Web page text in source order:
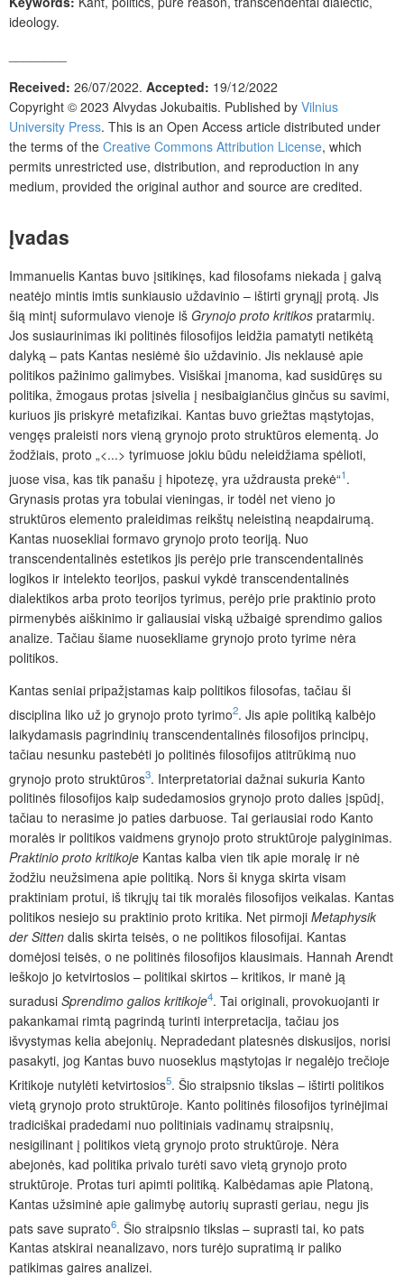
ideology.
Received: 26/07/2022. Accepted: 19/12/2022
Copyright © 2023 Alvydas Jokubaitis. Published by Vilnius
University Press. This is an Open Access article distributed under
the terms of the Creative Commons Attribution License, which
permits unrestricted use, distribution, and reproduction in any
medium, provided the original author and source are credited.
Įvadas
Immanuelis Kantas buvo įsitikinęs, kad filosofams niekada į galvą
neatėjo mintis imtis sunkiausio uždavinio – ištirti grynąjį protą. Jis
šią mintį suformulavo vienoje iš Grynojo proto kritikos pratarmių.
Jos susiaurinimas iki politinės filosofijos leidžia pamatyti netikėtą
dalyką – pats Kantas nesiėmė šio uždavinio. Jis neklausė apie
politikos pažinimo galimybes. Visiškai įmanoma, kad susidūręs su
politika, žmogaus protas įsivelia į nesibaigiančius ginčus su savimi,
kuriuos jis priskyrė metafizikai. Kantas buvo griežtas mąstytojas,
vengęs praleisti nors vieną grynojo proto struktūros elementą. Jo
žodžiais, proto „<...> tyrimuose jokiu būdu neleidžiama spėlioti,
juose visa, kas tik panašu į hipotezę, yra uždrausta prekė“1.
Grynasis protas yra tobulai vieningas, ir todėl net vieno jo
struktūros elemento praleidimas reikštų neleistiną neapdairumą.
Kantas nuosekliai formavo grynojo proto teoriją. Nuo
transcendentalinės estetikos jis perėjo prie transcendentalinės
logikos ir intelekto teorijos, paskui vykdė transcendentalinės
dialektikos arba proto teorijos tyrimus, perėjo prie praktinio proto
pirmenybės aiškinimo ir galiausiai viską užbaigė sprendimo galios
analize. Tačiau šiame nuosekliame grynojo proto tyrime nėra
politikos.
Kantas seniai pripažįstamas kaip politikos filosofas, tačiau ši
disciplina liko už jo grynojo proto tyrimo2. Jis apie politiką kalbėjo
laikydamasis pagrindinių transcendentalinės filosofijos principų,
tačiau nesunku pastebėti jo politinės filosofijos atitrūkimą nuo
grynojo proto struktūros3. Interpretatoriai dažnai sukuria Kanto
politinės filosofijos kaip sudedamosios grynojo proto dalies įspūdį,
tačiau to nerasime jo paties darbuose. Tai geriausiai rodo Kanto
moralės ir politikos vaid­mens grynojo proto struktūroje palyginimas.
Praktinio proto kritikoje Kantas kalba vien tik apie moralę ir nė
žodžiu neužsimena apie politiką. Nors ši knyga skirta visam
praktiniam protui, iš tikrųjų tai tik moralės filosofijos veikalas. Kantas
politikos nesiejo su praktinio proto kritika. Net pirmoji Metaphysik
der Sitten dalis skirta teisės, o ne politikos filosofijai. Kantas
domėjosi teisės, o ne politinės filosofijos klausimais. Hannah Arendt
ieškojo jo ketvirtosios – politikai skirtos – kritikos, ir manė ją
suradusi Sprendimo galios kritikoje4. Tai originali, provokuojanti ir
pakankamai rimtą pagrindą turinti interpretacija, tačiau jos
išvystymas kelia abejonių. Nepradedant platesnės diskusijos, norisi
pasakyti, jog Kantas buvo nuoseklus mąstytojas ir negalėjo trečioje
Kritikoje nutylėti ketvirtosios5. Šio straipsnio tikslas – ištirti politikos
vietą grynojo proto struktūroje. Kanto politinės filosofijos tyrinėjimai
tradiciškai pradedami nuo politiniais vadinamų straipsnių,
nesigilinant į politikos vietą grynojo proto struktūroje. Nėra
abejonės, kad politika privalo turėti savo vietą grynojo proto
struktūroje. Protas turi apimti politiką. Kalbėdamas apie Platoną,
Kantas užsiminė apie galimybę autorių suprasti geriau, negu jis
pats save suprato6. Šio straipsnio tikslas – suprasti tai, ko pats
Kantas atskirai neanalizavo, nors turėjo supratimą ir paliko
patikimas gaires analizei.